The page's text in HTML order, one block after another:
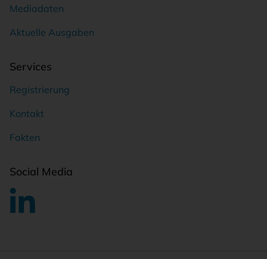
Mediadaten
Aktuelle Ausgaben
Services
Registrierung
Kontakt
Fakten
Social Media